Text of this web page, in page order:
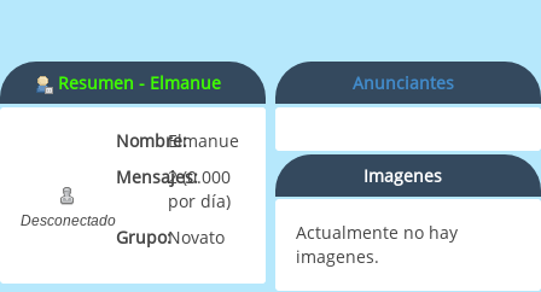
Resumen - Elmanue
Desconectado
Nombre:Elmanue
Mensajes:2 (0.000
por día)
Grupo:Novato
Anunciantes
Imagenes
Actualmente no hay
imagenes.